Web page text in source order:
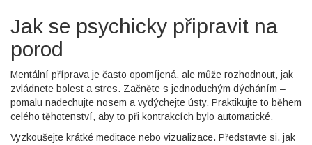
Jak se psychicky připravit na
porod
Mentální příprava je často opomíjená, ale může rozhodnout, jak
zvládnete bolest a stres. Začněte s jednoduchým dýcháním –
pomalu nadechujte nosem a vydýchejte ústy. Praktikujte to během
celého těhotenství, aby to při kontrakcích bylo automatické.
Vyzkoušejte krátké meditace nebo vizualizace. Představte si, jak